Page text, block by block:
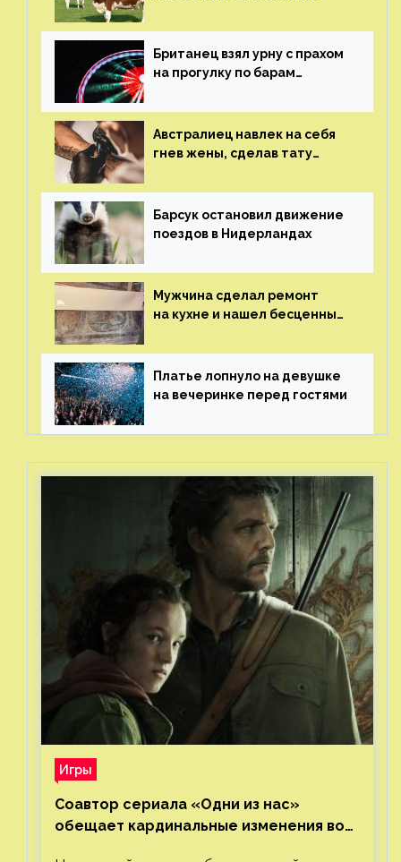
Британец взял урну с прахом
на прогулку по барам
Австралиец навлек на себя
гнев жены, сделав тату
Барсук остановил движение
поездов в Нидерландах
Мужчина сделал ремонт
на кухне и нашел бесценные
Платье лопнуло на девушке
на вечеринке перед гостями
Игры
Соавтор сериала «Одни из нас»
обещает кардинальные изменения во